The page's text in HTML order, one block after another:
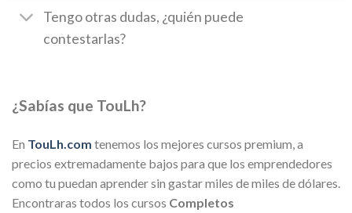
Tengo otras dudas, ¿quién puede
contestarlas?
¿Sabías que TouLh?
En TouLh.com tenemos los mejores cursos premium, a
precios extremadamente bajos para que los emprendedores
como tu puedan aprender sin gastar miles de miles de dólares.
Encontraras todos los cursos Completos